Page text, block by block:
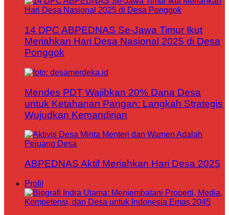
14 DPC ABPEDNAS Se-Jawa Timur Ikut
Meriahkan Hari Desa Nasional 2025 di Desa
Ponggok
Mendes PDT Wajibkan 20% Dana Desa
untuk Ketahanan Pangan: Langkah Strategis
Wujudkan Kemandirian
ABPEDNAS Aktif Meriahkan Hari Desa 2025
Profil